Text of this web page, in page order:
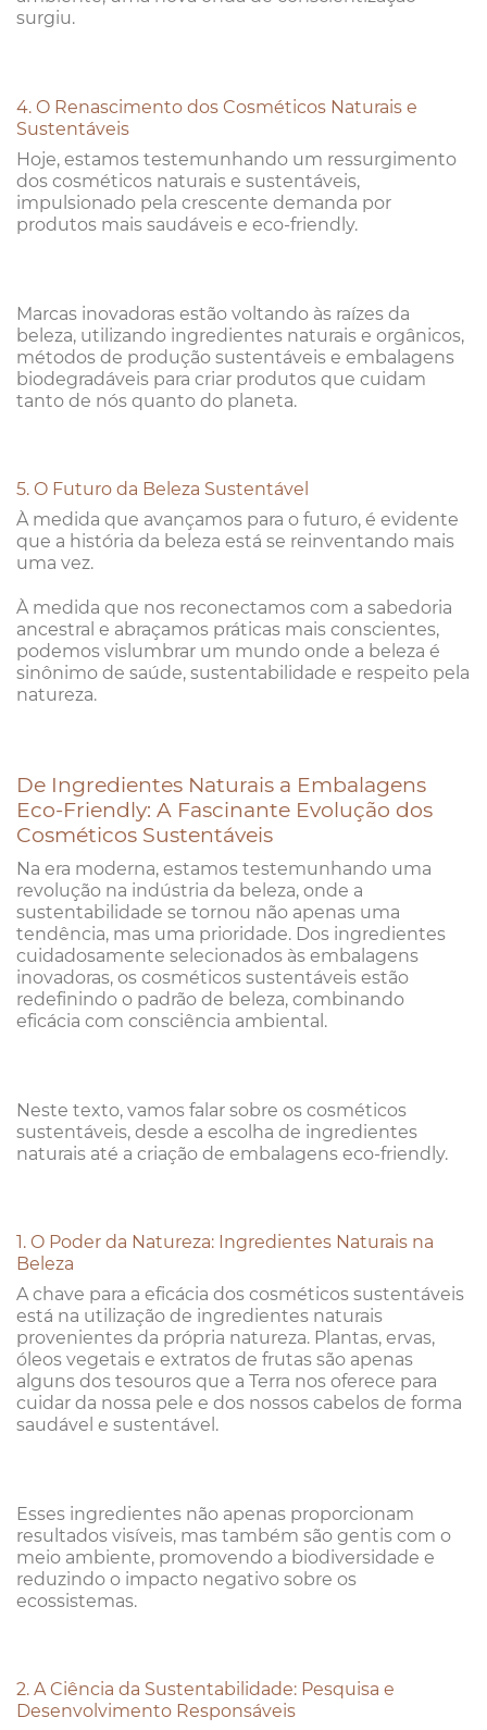
surgiu.
4. O Renascimento dos Cosméticos Naturais e
Sustentáveis
Hoje, estamos testemunhando um ressurgimento
dos cosméticos naturais e sustentáveis,
impulsionado pela crescente demanda por
produtos mais saudáveis e eco-friendly.
Marcas inovadoras estão voltando às raízes da
beleza, utilizando ingredientes naturais e orgânicos,
métodos de produção sustentáveis e embalagens
biodegradáveis para criar produtos que cuidam
tanto de nós quanto do planeta.
5. O Futuro da Beleza Sustentável
À medida que avançamos para o futuro, é evidente
que a história da beleza está se reinventando mais
uma vez.
À medida que nos reconectamos com a sabedoria
ancestral e abraçamos práticas mais conscientes,
podemos vislumbrar um mundo onde a beleza é
sinônimo de saúde, sustentabilidade e respeito pela
natureza.
De Ingredientes Naturais a Embalagens
Eco-Friendly: A Fascinante Evolução dos
Cosméticos Sustentáveis
Na era moderna, estamos testemunhando uma
revolução na indústria da beleza, onde a
sustentabilidade se tornou não apenas uma
tendência, mas uma prioridade. Dos ingredientes
cuidadosamente selecionados às embalagens
inovadoras, os cosméticos sustentáveis estão
redefinindo o padrão de beleza, combinando
eficácia com consciência ambiental.
Neste texto, vamos falar sobre os cosméticos
sustentáveis, desde a escolha de ingredientes
naturais até a criação de embalagens eco-friendly.
1. O Poder da Natureza: Ingredientes Naturais na
Beleza
A chave para a eficácia dos cosméticos sustentáveis
está na utilização de ingredientes naturais
provenientes da própria natureza. Plantas, ervas,
óleos vegetais e extratos de frutas são apenas
alguns dos tesouros que a Terra nos oferece para
cuidar da nossa pele e dos nossos cabelos de forma
saudável e sustentável.
Esses ingredientes não apenas proporcionam
resultados visíveis, mas também são gentis com o
meio ambiente, promovendo a biodiversidade e
reduzindo o impacto negativo sobre os
ecossistemas.
2. A Ciência da Sustentabilidade: Pesquisa e
Desenvolvimento Responsáveis